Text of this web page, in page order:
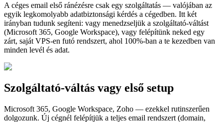
A céges email első ránézésre csak egy szolgáltatás — valójában az
egyik legkomolyabb adatbiztonsági kérdés a cégedben. Itt két
irányban tudunk segíteni: vagy menedzseljük a szolgáltató-váltást
(Microsoft 365, Google Workspace), vagy felépítünk neked egy
zárt, saját VPS-en futó rendszert, ahol 100%-ban a te kezedben van
minden levél és adat.
Szolgáltató-váltás vagy első setup
Microsoft 365, Google Workspace, Zoho — ezekkel rutinszerűen
dolgozunk. Új cégnél felépítjük a teljes email rendszert (domain,